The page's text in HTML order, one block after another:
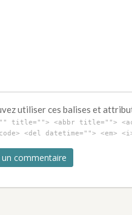
utiliser ces balises et
title=""> <abbr title="">
<del datetime=""> <em>